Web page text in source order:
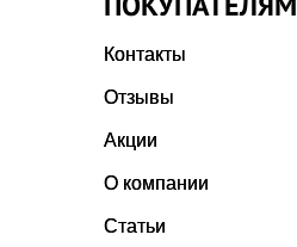
Контакты
Отзывы
Акции
О компании
Статьи